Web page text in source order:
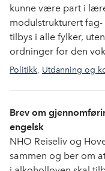
kunne være part i
modulstrukturert
tilbys i alle fylker,
ordninger for den
Politikk, Utdanning og
Brev om
engelsk
NHO Reiseliv og
sammen og ber om